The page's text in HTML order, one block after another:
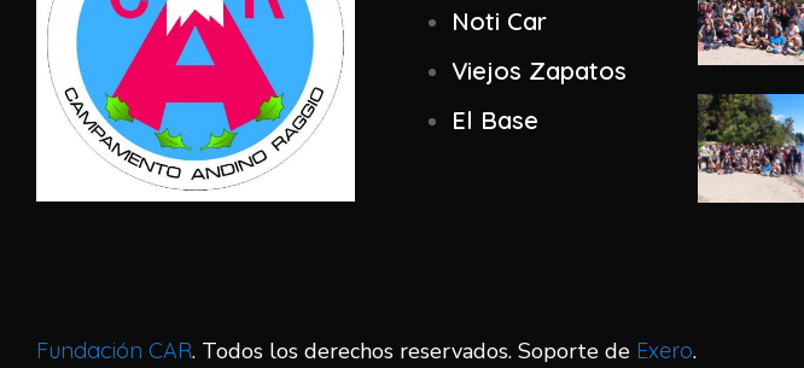
Noti Car
Viejos Zapatos
El Base
Fundación CAR. Todos los derechos reservados. Soporte de Exero.